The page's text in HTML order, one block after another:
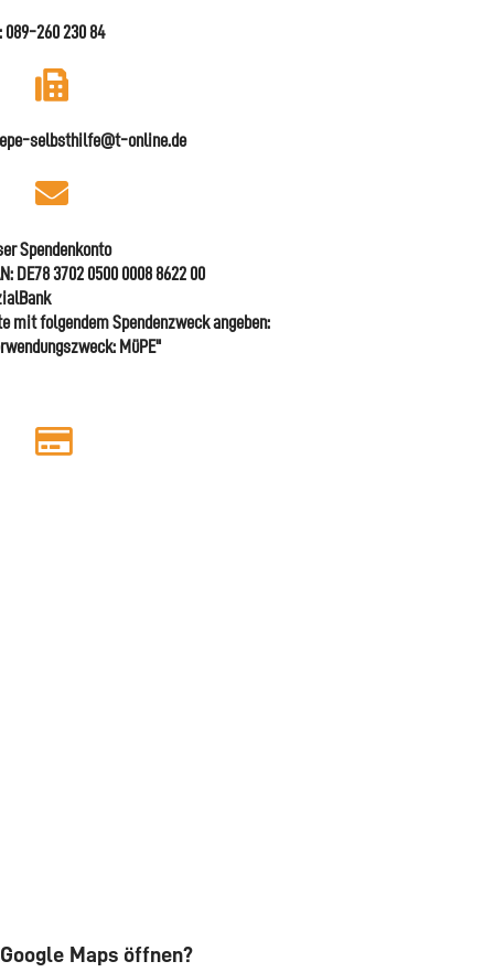
089-260 230 84
selbsthilfe@t-online.de
Spendenkonto
DE78 3702 0500 0008 8622 00
mit folgendem Spendenzweck angeben:
MüPE"
Google Maps öffnen?